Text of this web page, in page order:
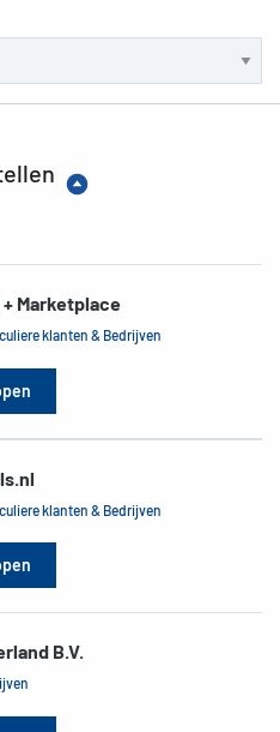
Marketplace
klanten & Bedrijven
klanten & Bedrijven
B.V.